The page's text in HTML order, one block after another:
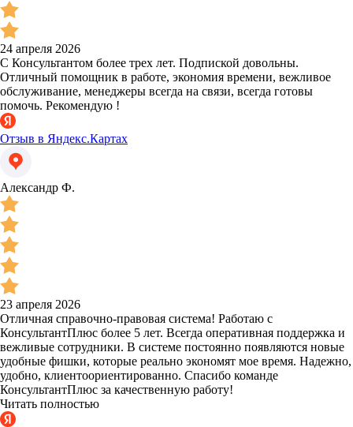
24 апреля 2026
С Консультантом более трех лет. Подпиской довольны.
Отличный помощник в работе, экономия времени, вежливое
обслуживание, менеджеры всегда на связи, всегда готовы
помочь. Рекомендую !
Отзыв в Яндекс.Картах
Александр Ф.
23 апреля 2026
Отличная справочно-правовая система! Работаю с
КонсультантПлюс более 5 лет. Всегда оперативная поддержка и
вежливые сотрудники. В системе постоянно появляются новые
удобные фишки, которые реально экономят мое время. Надежно,
удобно, клиентоориентированно. Спасибо команде
КонсультантПлюс за качественную работу!
Читать полностью